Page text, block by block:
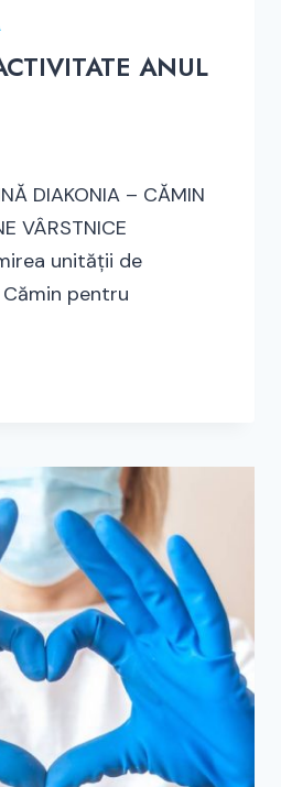
ANUL
DIAKONIA – CĂMIN
VÂRSTNICE
unităţii de
pentru